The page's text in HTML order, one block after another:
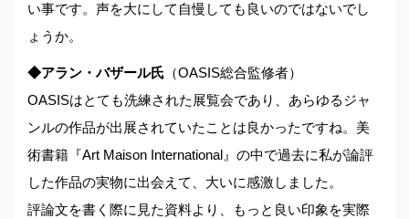
い事です。声を大にして自慢しても良いのではないでし
ょうか。
◆アラン・バザール氏 （OASIS総合監修者）
OASISはとても洗練された展覧会であり、あらゆるジャ
ンルの作品が出展されていたことは良かったですね。美
術書籍『Art Maison International』の中で過去に私が論評
した作品の実物に出会えて、大いに感激しました。
評論文を書く際に見た資料より、もっと良い印象を実際